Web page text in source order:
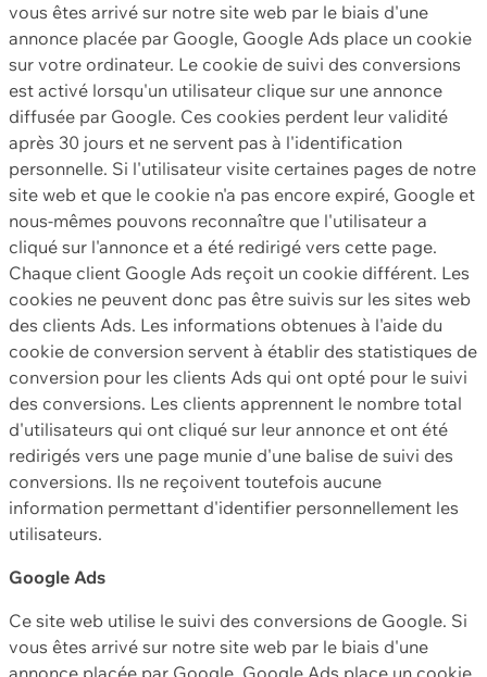
vous êtes arrivé sur notre site web par le biais d'une
annonce placée par Google, Google Ads place un cookie
sur votre ordinateur. Le cookie de suivi des conversions
est activé lorsqu'un utilisateur clique sur une annonce
diffusée par Google. Ces cookies perdent leur validité
après 30 jours et ne servent pas à l'identification
personnelle. Si l'utilisateur visite certaines pages de notre
site web et que le cookie n'a pas encore expiré, Google et
nous-mêmes pouvons reconnaître que l'utilisateur a
cliqué sur l'annonce et a été redirigé vers cette page.
Chaque client Google Ads reçoit un cookie différent. Les
cookies ne peuvent donc pas être suivis sur les sites web
des clients Ads. Les informations obtenues à l'aide du
cookie de conversion servent à établir des statistiques de
conversion pour les clients Ads qui ont opté pour le suivi
des conversions. Les clients apprennent le nombre total
d'utilisateurs qui ont cliqué sur leur annonce et ont été
redirigés vers une page munie d'une balise de suivi des
conversions. Ils ne reçoivent toutefois aucune
information permettant d'identifier personnellement les
utilisateurs.
Google Ads
Ce site web utilise le suivi des conversions de Google. Si
vous êtes arrivé sur notre site web par le biais d'une